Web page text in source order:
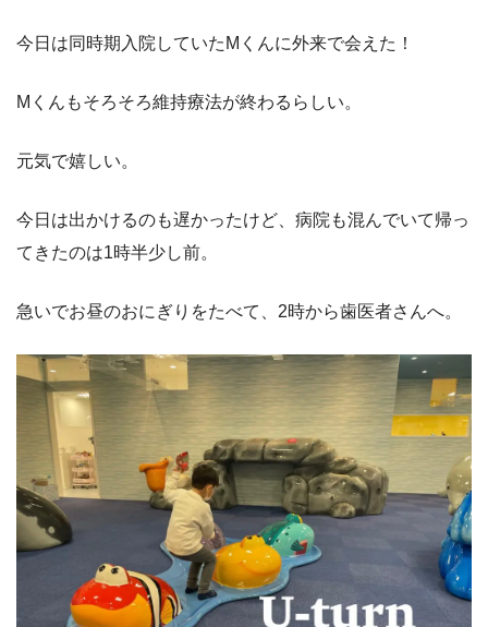
今日は同時期入院していたMくんに外来で会えた！
Mくんもそろそろ維持療法が終わるらしい。
元気で嬉しい。
今日は出かけるのも遅かったけど、病院も混んでいて帰っ
てきたのは1時半少し前。
急いでお昼のおにぎりをたべて、2時から歯医者さんへ。